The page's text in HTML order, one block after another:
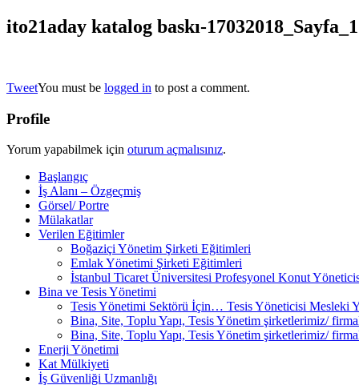
ito21aday katalog baskı-
TweetYou must be logged in to post a comment.
Profile
Yorum yapabilmek için oturum açmalısınız.
Başlangıç
İş Alanı – Özgeçmiş
Görsel/ Portre
Mülakatlar
Verilen Eğitimler
Boğaziçi Yönetim Şirketi Eğitimleri
Emlak Yönetimi Şirketi Eğitimleri
İstanbul Ticaret Üniversitesi Profesyonel Konut
Bina ve Tesis Yönetimi
Tesis Yönetimi Sektörü İçin… Tesis Yöneticisi Mesleki
Bina, Site, Toplu Yapı, Tesis Yönetim şirketlerimiz/
Bina, Site, Toplu Yapı, Tesis Yönetim şirketlerimiz/
Enerji Yönetimi
Kat Mülkiyeti
İş Güvenliği Uzmanlığı